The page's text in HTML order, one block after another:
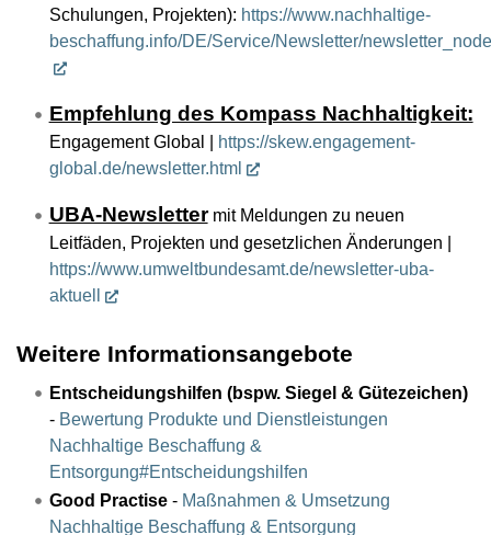
Schulungen, Projekten): https://www.nachhaltige-
beschaffung.info/DE/Service/Newsletter/
Empfehlung des Kompass Nachhaltigkeit:
Engagement Global |
https://skew.engagement-
global.de/newsletter.html
UBA-Newslettermit Meldungen zu neuen
Leitfäden, Projekten und gesetzlichen Änderungen |
https://www.umweltbundesamt.de/newsletter-uba-
aktuell
Weitere Informationsangebote
Entscheidungshilfen (bspw. Siegel & Gütezeichen)
- Bewertung Produkte und Dienstleistungen
Nachhaltige Beschaffung &
Entsorgung#Entscheidungshilfen
Good Practise- Maßnahmen & Umsetzung
Nachhaltige Beschaffung & Entsorgung